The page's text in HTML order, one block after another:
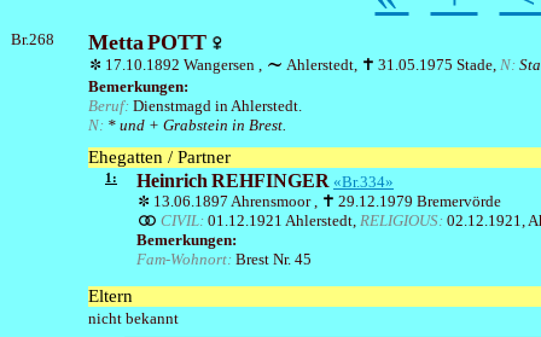
Br.268 Metta POTT
17.10.1892 Wangersen , Ahlerstedt, 31.05.1975 Stade, N:
Bemerkungen:
Beruf: Dienstmagd in Ahlerstedt.
N: * und + Grabstein in Brest.
Ehegatten / Partner
1: Heinrich REHFINGER «Br.334»
13.06.1897 Ahrensmoor ,
29.12.1979 Bremervörde
CIVIL: 01.12.1921 Ahlerstedt, RELIGIOUS: 02.12.1921,
Bemerkungen:
Fam-Wohnort: Brest Nr. 45
Eltern
nicht bekannt